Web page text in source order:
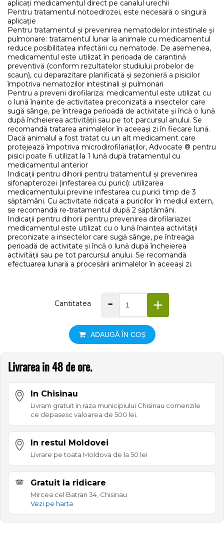
aplicați medicamentul direct pe canalul urechii
Pentru tratamentul notoedrozei, este necesară o singură
aplicație
Pentru tratamentul și prevenirea nematodelor intestinale și
pulmonare: tratamentul lunar la animale cu medicamentul
reduce posibilitatea infectării cu nematode. De asemenea,
medicamentul este utilizat în perioada de carantină
preventivă (conform rezultatelor studiului probelor de
scaun), cu deparazitare planificată și sezonieră a pisicilor
împotriva nematozilor intestinali și pulmonari
Pentru a preveni dirofilariza: medicamentul este utilizat cu
o lună înainte de activitatea preconizată a insectelor care
sugă sânge, pe întreaga perioadă de activitate și încă o lună
după încheierea activității sau pe tot parcursul anului. Se
recomandă tratarea animalelor în aceeași zi în fiecare lună.
Dacă animalul a fost tratat cu un alt medicament care
protejează împotriva microdirofilariaților, Advocate ® pentru
pisici poate fi utilizat la 1 lună după tratamentul cu
medicamentul anterior
Indicații pentru dihorii pentru tratamentul și prevenirea
sifonapterozei (infestarea cu purici): utilizarea
medicamentului previne infestarea cu purici timp de 3
săptămâni. Cu activitate ridicată a puricilor în mediul extern,
se recomandă re-tratamentul după 2 săptămâni.
Indicații pentru dihorii pentru prevenirea dirofilariazei:
medicamentul este utilizat cu o lună înaintea activității
preconizate a insectelor care sugă sânge, pe întreaga
perioadă de activitate și încă o lună după încheierea
activității sau pe tot parcursul anului. Se recomandă
efectuarea lunară a procesării animalelor în aceeași zi.
Cantitatea - +
ADAUGĂ ÎN COȘ
Livrarea in 48 de ore.
In Chisinau
Livram gratuit in raza municipiului Chisinau comenzile
ce depasesc valoarea de 500 lei.
In restul Moldovei
Livrare pe toata Moldova de la 50 lei
Gratuit la ridicare
Mircea cel Batran 34, Chisinau
Vezi pe harta